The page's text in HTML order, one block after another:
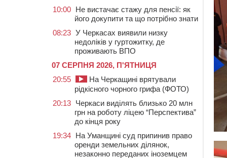
10:00 Не вистачає стажу для пенсії: як
його докупити та що потрібно знати
08:23 У Черкасах виявили низку
недоліків у гуртожитку, де
проживають ВПО
07 СЕРПНЯ 2026, П'ЯТНИЦЯ
20:55
На Черкащині врятували
рідкісного чорного грифа (ФОТО)
20:13 Черкаси виділять близько 20 млн
грн на роботу ліцею “Перспектива”
до кінця року
19:34 На Уманщині суд припинив право
оренди земельних ділянок,
незаконно переданих іноземцем